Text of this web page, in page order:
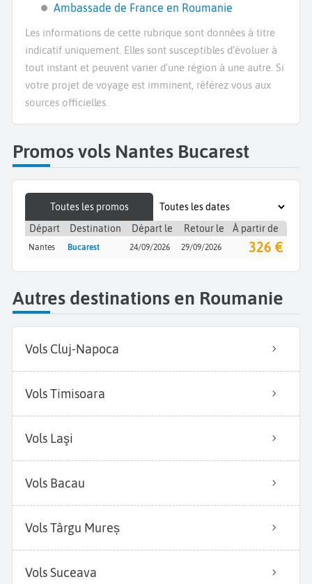
Ambassade de France en Roumanie
Les informations de cette rubrique sont données à titre
indicatif uniquement. Elles sont susceptibles d’évoluer à
tout instant et peuvent varier d’une région à une autre. Si
votre projet de voyage est imminent, référez vous aux
sources officielles.
Promos vols Nantes Bucarest
Toutes les promos
Départ
Destination Départ le Retour le À partir de
Nantes Bucarest 24/09/2026 29/09/2026 326 €
Autres destinations en Roumanie
Vols Cluj-Napoca
Vols Timisoara
Vols Laşi
Vols Bacau
Vols Târgu Mureș
Vols Suceava